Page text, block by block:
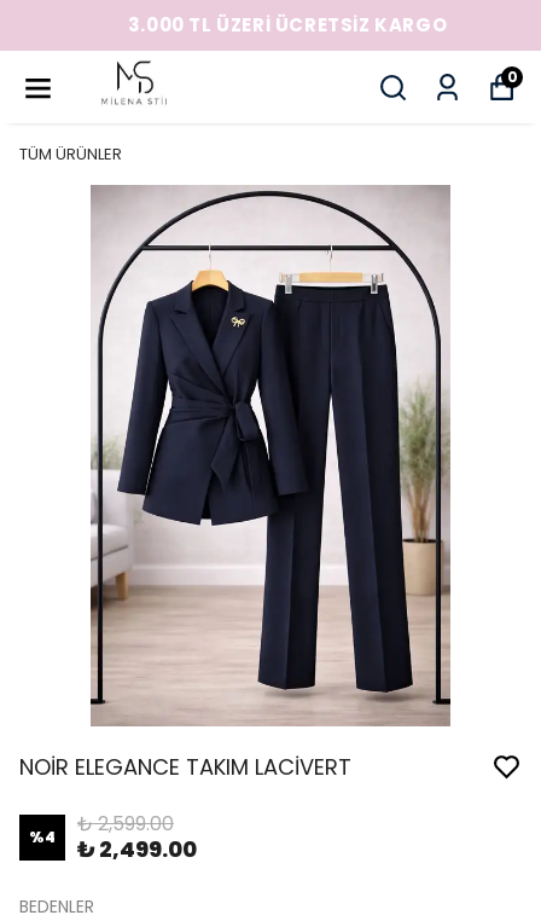
3.000 TL ÜZERİ ÜCRETSİZ KARGO
0
TÜM ÜRÜNLER
NOİR ELEGANCE TAKIM LACİVERT
%4 ₺ 2,599.00
₺ 2,499.00
BEDENLER